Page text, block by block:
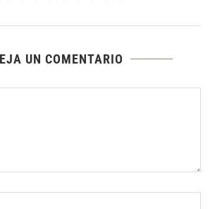
UN COMENTARIO